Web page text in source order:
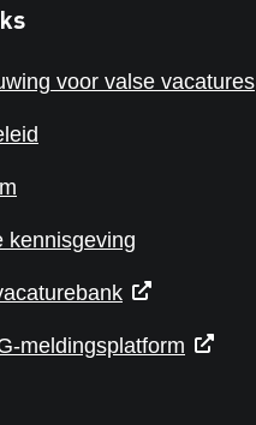
voor valse vacatures
kennisgeving
meldingsplatform